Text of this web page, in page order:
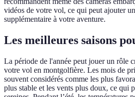
vidéos de votre vol, ce qui peut ajouter
supplémentaire à votre aventure.
Les meilleures saisons
La période de l'année peut jouer un rôle
votre vol en montgolfière. Les mois de
souvent considérés comme les plus
plus stable et les vents plus doux, ce qui